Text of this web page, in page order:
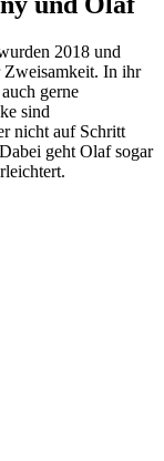
2018 und
Zweisamkeit. In ihr
gerne
sind
nicht auf Schritt
geht Olaf sogar